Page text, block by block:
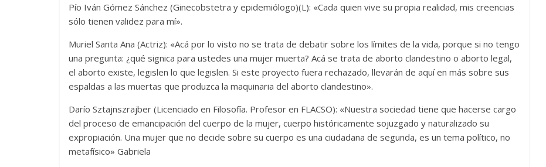
Pío Iván Gómez Sánchez (Ginecobstetra y epidemiólogo)(L): «Cada quien vive su propia realidad, mis creencias
sólo tienen validez para mí».
Muriel Santa Ana (Actriz): «Acá por lo visto no se trata de debatir sobre los límites de la vida, porque si no tengo
una pregunta: ¿qué signica para ustedes una mujer muerta? Acá se trata de aborto clandestino o aborto legal,
el aborto existe, legislen lo que legislen. Si este proyecto fuera rechazado, llevarán de aquí en más sobre sus
espaldas a las muertas que produzca la maquinaria del aborto clandestino».
Darío Sztajnszrajber (Licenciado en Filosofía. Profesor en FLACSO): «Nuestra sociedad tiene que hacerse cargo
del proceso de emancipación del cuerpo de la mujer, cuerpo históricamente sojuzgado y naturalizado su
expropiación. Una mujer que no decide sobre su cuerpo es una ciudadana de segunda, es un tema político, no
metafísico» Gabriela